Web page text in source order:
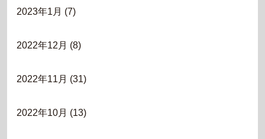
2023年1月 (7)
2022年12月 (8)
2022年11月 (31)
2022年10月 (13)